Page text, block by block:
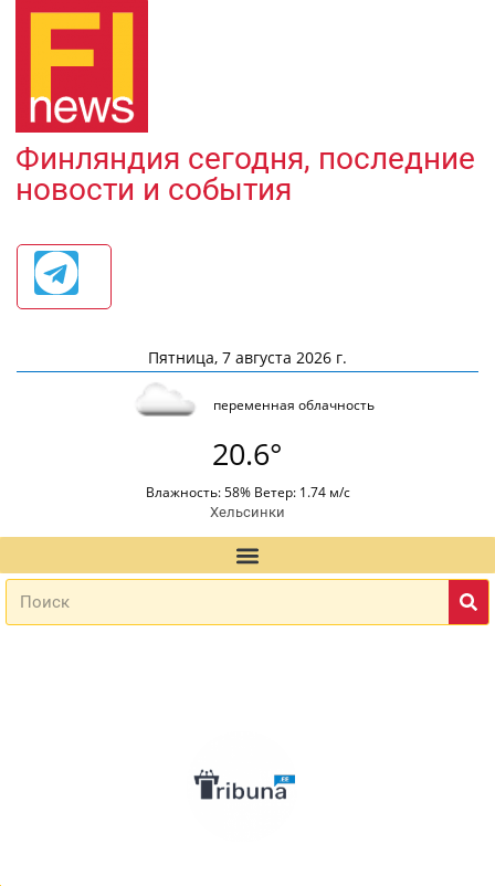
Финляндия сегодня, последние
новости и события
Пятница, 7 августа 2026 г.
переменная облачность
20.6°
Влажность: 58% Ветер: 1.74 м/с
Хельсинки